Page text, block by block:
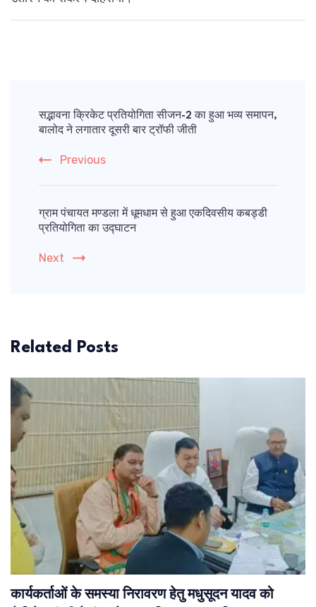
Navigation
सद्भावना क्रिकेट प्रतियोगिता सीजन-2 का हुआ भव्य समापन,
बालोद ने लगातार दूसरी बार ट्रॉफी जीती
Previous
ग्राम पंचायत मण्डला में धूमधाम से हुआ एकदिवसीय कबड्डी
प्रतियोगिता का उद्घाटन
Next
Related Posts
कार्यकर्ताओं के समस्या निरावरण हेतु मधुसूदन यादव को